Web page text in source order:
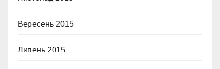
Вересень 2015
Липень 2015